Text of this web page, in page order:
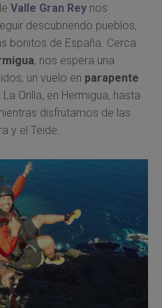
Valle Gran Rey nos
descubriendo pueblos,
bonitos de España. Cerca
, nos espera una
un vuelo en parapente
Orilla, en Hermigua, hasta
disfrutamos de las
y el Teide.